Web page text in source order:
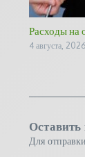
Расходы на
4 августа, 2026
Для